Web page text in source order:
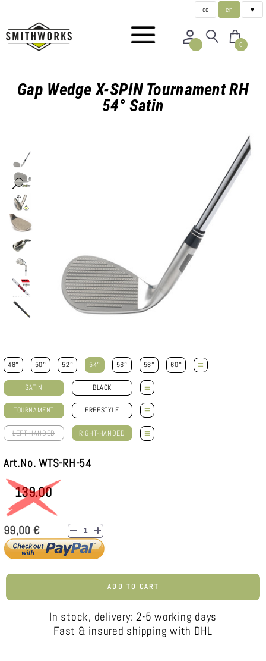
de en ▼
0
Gap Wedge X-SPIN Tournament RH
54° Satin
48° 50° 52° 54° 56° 58° 60° ≡
SATIN BLACK ≡
TOURNAMENT FREESTYLE ≡
LEFT-HANDED RIGHT-HANDED ≡
Art.No. WTS-RH-54
139.00
99,00 €
ADD TO CART
In stock, delivery: 2-5 working days
Fast & insured shipping with DHL